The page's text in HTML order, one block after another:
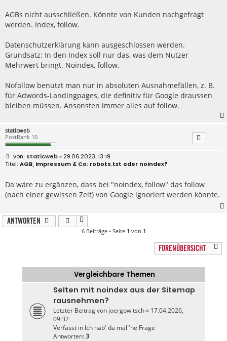
AGBs nicht ausschließen. Könnte von Kunden nachgefragt
werden. Index, follow.
Datenschutzerklärung kann ausgeschlossen werden.
Grundsatz: In den Index soll nur das, was dem Nutzer
Mehrwert bringt. Noindex, follow.
Nofollow benutzt man nur in absoluten Ausnahmefällen, z. B.
für Adwords-Landingpages, die definitiv für Google draussen
bleiben müssen. Ansonsten immer alles auf follow.
staticweb
PostRank 10
B
e
r
a
g
staticweb» 29.06.2023, 13:19
AGB, Impressum & Co: robots.txt oder noindex?
Da wäre zu ergänzen, dass bei "noindex, follow" das follow
(nach einer gewissen Zeit) von Google ignoriert werden könnte.
Antworten
6 Beiträge • Seite 1 von 1
FORENÜBERSICHT
Vergleichbare Themen
SeIten mit noindex aus der Sitemap
rausnehmen?
Letzter Beitrag von joergowitsch« 17.04.2026,
09:32
Verfasst in Ich hab' da mal 'ne Frage
Antworten:3